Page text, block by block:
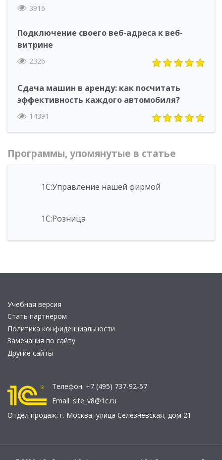
3916
Подключение своего веб-адреса к веб-
витрине
2326
Сдача машин в аренду: как посчитать
эффективность каждого автомобиля?
14391
Программы, упомянутые в статье
1С:Управление нашей фирмой
1С:Розница
Учебная версия
Стать партнером
Политика конфиденциальности
Замечания по сайту
Другие сайты
Телефон: +7 (495) 737-92-57
Email: site_v8@1c.ru
Отдел продаж: г. Москва, улица Селезнёвская, дом 21